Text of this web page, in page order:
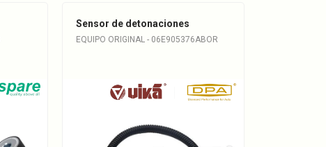
Sensor de detonaciones
EQUIPO ORIGINAL - 06E905376ABOR